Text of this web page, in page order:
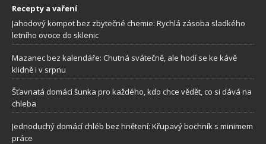
Recepty a vaření
Jahodový kompot bez zbytečné chemie: Rychlá zásoba sladkého
letního ovoce do sklenic
Mazanec bez kalendáře: Chutná svátečně, ale hodí se ke kávě
klidně i v srpnu
Šťavnatá domácí šunka pro každého, kdo chce vědět, co si dává na
chleba
Jednoduchý domácí chléb bez hnětení: Křupavý bochník s minimem
práce